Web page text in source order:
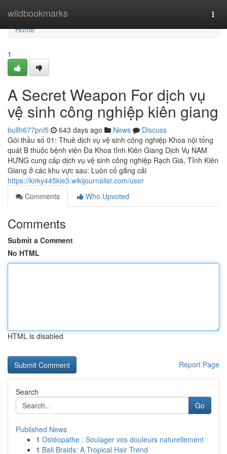
wildbookmarks
Home
Home
1
A Secret Weapon For dịch vụ
vệ sinh công nghiệp kiên giang
bullh677pnl5 643 days ago News
Discuss
Gói thầu số 01: Thuê dịch vụ vệ sinh công nghiệp Khoa nội tổng
quát B thuộc bệnh viện Đa Khoa tỉnh Kiên Giang Dịch Vụ NAM
HƯNG cung cấp dịch vụ vệ sinh công nghiệp Rạch Giá, Tỉnh Kiên
Giang ở các khu vực sau: Luôn cố gắng cải
https://kirky445kie3.wikijournalist.com/user
Comments
Who Upvoted
Comments
Submit a Comment
No HTML
HTML is disabled
Report Page
Search
Go
Published News
1 Ostéopathe : Soulager vos douleurs naturellement
1 Bali Braids: A Tropical Hair Trend